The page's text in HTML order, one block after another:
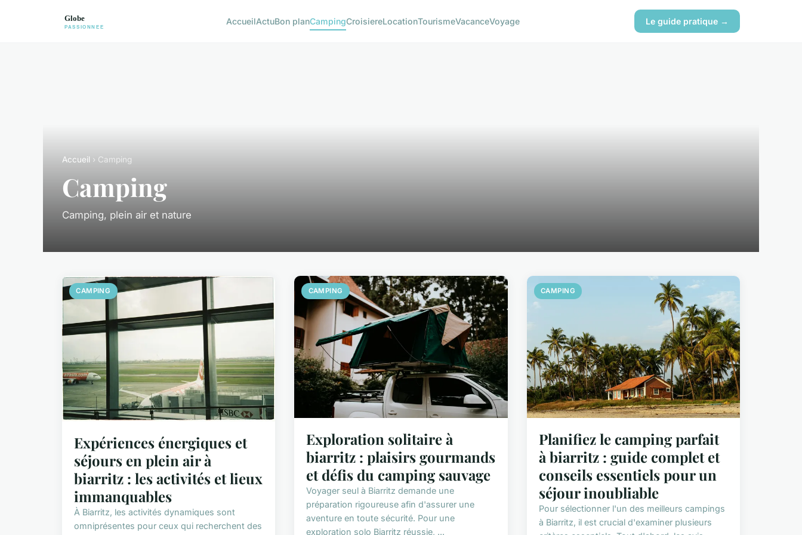
AccueilActuBon planCampingCroisiereLocationTourismeVacanceVoyage Le guide pratique →
Accueil › Camping
Camping
Camping, plein air et nature
CAMPING
Expériences énergiques et
séjours en plein air à
biarritz : les activités et lieux
immanquables
À Biarritz, les activités dynamiques sont
omniprésentes pour ceux qui recherchent des
CAMPING
Exploration solitaire à
biarritz : plaisirs gourmands
et défis du camping sauvage
Voyager seul à Biarritz demande une
préparation rigoureuse afin d'assurer une
aventure en toute sécurité. Pour une
exploration solo Biarritz réussie, ...
CAMPING
Planifiez le camping parfait
à biarritz : guide complet et
conseils essentiels pour un
séjour inoubliable
Pour sélectionner l'un des meilleurs campings
à Biarritz, il est crucial d'examiner plusieurs